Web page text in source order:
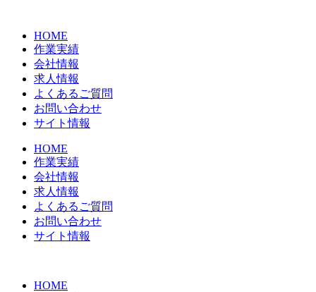
HOME
作業実績
会社情報
求人情報
よくあるご質問
お問い合わせ
サイト情報
HOME
作業実績
会社情報
求人情報
よくあるご質問
お問い合わせ
サイト情報
HOME